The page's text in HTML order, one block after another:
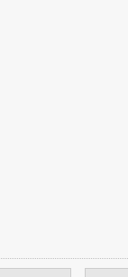
АНТОНІНА ШЕВЧУК.